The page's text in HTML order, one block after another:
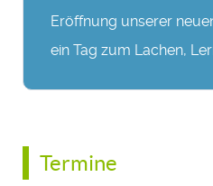
Eröffnung unserer
ein Tag zum Lachen,
Termine